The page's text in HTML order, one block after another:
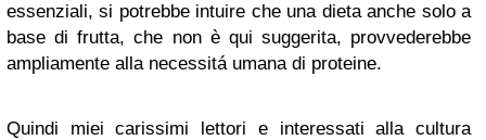
essenziali, si potrebbe intuire che una dieta anche solo a
base di frutta, che non è qui suggerita, provvederebbe
ampliamente alla necessitá umana di proteine.
Quindi miei carissimi lettori e interessati alla cultura